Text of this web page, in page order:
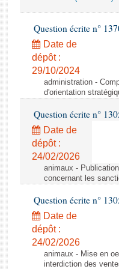
Question écrite n°
Date de
dépôt :
29/10/2024
administration -
d'orientation
Question écrite n°
Date de
dépôt :
24/02/2026
animaux -
concernant les
Question écrite n°
Date de
dépôt :
24/02/2026
animaux - Mise en
interdiction des